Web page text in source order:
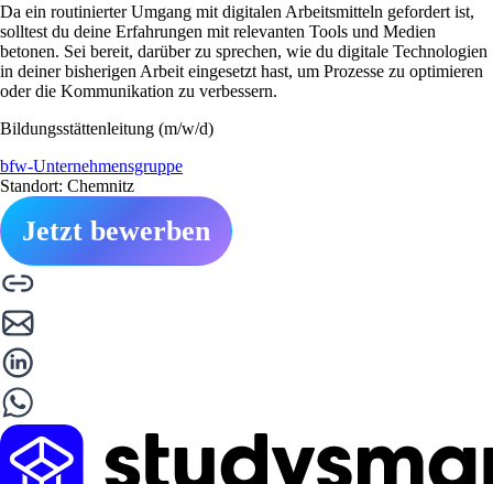
Da ein routinierter Umgang mit digitalen Arbeitsmitteln gefordert ist,
solltest du deine Erfahrungen mit relevanten Tools und Medien
betonen. Sei bereit, darüber zu sprechen, wie du digitale Technologien
in deiner bisherigen Arbeit eingesetzt hast, um Prozesse zu optimieren
oder die Kommunikation zu verbessern.
Bildungsstättenleitung (m/w/d)
bfw-Unternehmensgruppe
Standort: Chemnitz
Jetzt bewerben